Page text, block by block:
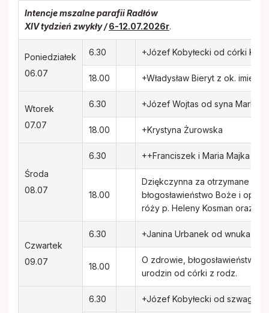
Inwestycje
Rada Duszpasterska i Gospodarcza
Standardy ochrony małoletnich
Nadzwyczajni Szafarze
Intencje mszalne parafii Radłów
XIV tydzień zwykły /6-12.07.2026r.
Poniedziałek
06.07
6.30 +Józef Kobyłecki od córki Kasi
18.00 +Władysław Bieryt z ok.
Wtorek
07.07
6.30 +Józef Wojtas od syna Marka
18.00 +Krystyna Żurowska
Środa
08.07
6.30 ++Franciszek i Maria Majka
18.00
Dziękczynna za otrzymane
błogosławieństwo Boże i
róży p. Heleny Kosman oraz za
Czwartek
09.07
6.30 +Janina Urbanek od wnuka
18.00
O zdrowie, błogosławieństwo
urodzin od córki z rodz.
6.30 +Józef Kobyłecki od